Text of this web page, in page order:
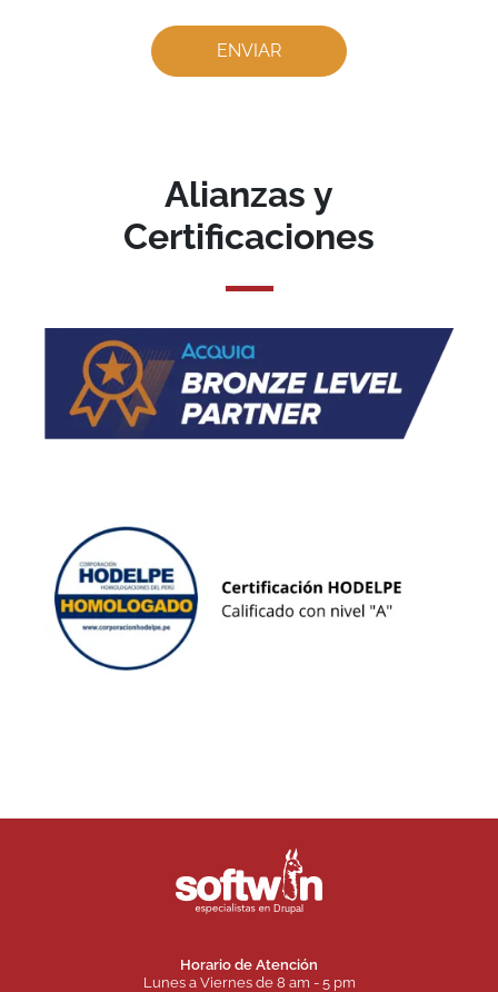
Alianzas y
Certificaciones
Horario de Atención
Lunes a Viernes de 8 am - 5 pm